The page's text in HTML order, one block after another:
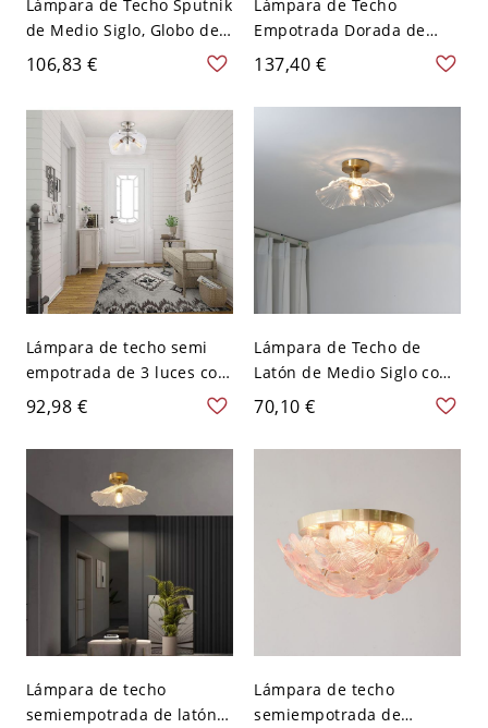
Lámpara de Techo Sputnik
de Medio Siglo, Globo de
Vidrio Estrellado para Sala
y Dormitorio - Negro 110
A 120 V 6
106,83 €
Lámpara de Techo
Empotrada Dorada de
Lujo, Diseño de Concha de
Vidrio Texturizado con
Detalles de Perlas - 110 A
137,40 €
Lámpara de techo semi
empotrada de 3 luces con
pantalla de vidrio
transparente para cocina
o entrada - Plata 110 A
92,98 €
Lámpara de Techo de
Latón de Medio Siglo con
Pantalla de Vidrio
Texturizado para Pasillo
Dormitorio Entrada - 110
70,10 €
Lámpara de techo
semiempotrada de latón y
Lámpara de techo
semiempotrada de